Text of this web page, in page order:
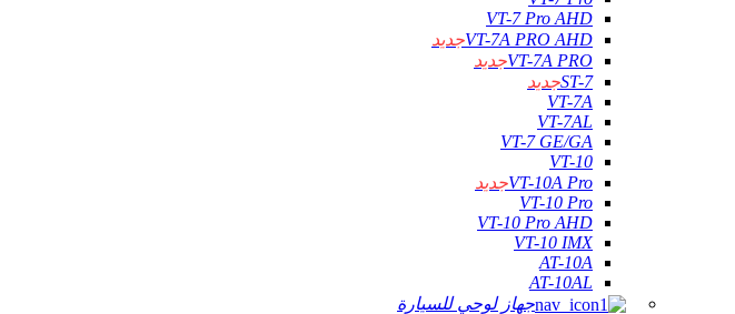
VT-7 Pro AHD
VT-7A PRO AHDجديد
VT-7A PROجديد
ST-7جديد
VT-7A
VT-7AL
VT-7 GE/GA
VT-10
VT-10A Proجديد
VT-10 Pro
VT-10 Pro AHD
VT-10 IMX
AT-10A
AT-10AL
جهاز لوحي للسيارة